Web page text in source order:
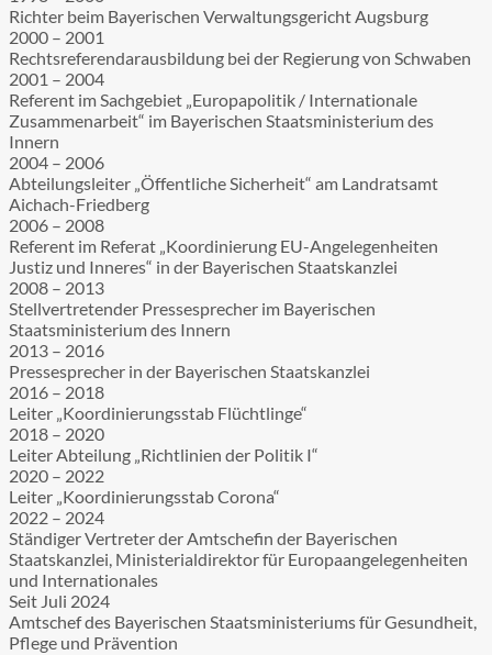
Richter beim Bayerischen Verwaltungsgericht Augsburg
2000 – 2001
Rechtsreferendarausbildung bei der Regierung von Schwaben
2001 – 2004
Referent im Sachgebiet „Europapolitik / Internationale
Zusammenarbeit“ im Bayerischen Staatsministerium des
Innern
2004 – 2006
Abteilungsleiter „Öffentliche Sicherheit“ am Landratsamt
Aichach-Friedberg
2006 – 2008
Referent im Referat „Koordinierung EU-Angelegenheiten
Justiz und Inneres“ in der Bayerischen Staatskanzlei
2008 – 2013
Stellvertretender Pressesprecher im Bayerischen
Staatsministerium des Innern
2013 – 2016
Pressesprecher in der Bayerischen Staatskanzlei
2016 – 2018
Leiter „Koordinierungsstab Flüchtlinge“
2018 – 2020
Leiter Abteilung „Richtlinien der Politik I“
2020 – 2022
Leiter „Koordinierungsstab Corona“
2022 – 2024
Ständiger Vertreter der Amtschefin der Bayerischen
Staatskanzlei, Ministerialdirektor für Europaangelegenheiten
und Internationales
Seit Juli 2024
Amtschef des Bayerischen Staatsministeriums für Gesundheit,
Pflege und Prävention